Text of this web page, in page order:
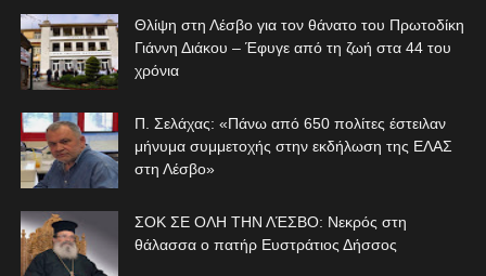
Θλίψη στη Λέσβο για τον θάνατο του Πρωτοδίκη
Γιάννη Διάκου – Έφυγε από τη ζωή στα 44 του
χρόνια
Π. Σελάχας: «Πάνω από 650 πολίτες έστειλαν
μήνυμα συμμετοχής στην εκδήλωση της ΕΛΑΣ
στη Λέσβο»
ΣΟΚ ΣΕ ΟΛΗ ΤΗΝ ΛΈΣΒΟ: Νεκρός στη
θάλασσα ο πατήρ Ευστράτιος Δήσσος